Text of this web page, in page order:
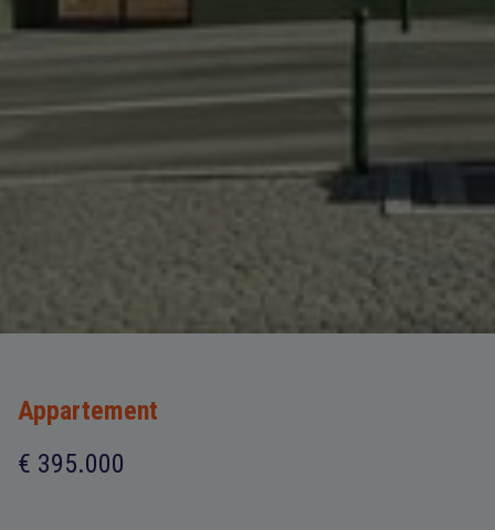
Appartement
€ 395.000